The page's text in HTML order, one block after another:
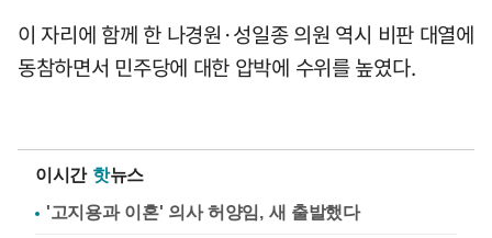
이 자리에 함께 한 나경원·성일종 의원 역시 비판 대열에
동참하면서 민주당에 대한 압박에 수위를 높였다.
이시간 핫뉴스
'고지용과 이혼' 의사 허양임, 새 출발했다